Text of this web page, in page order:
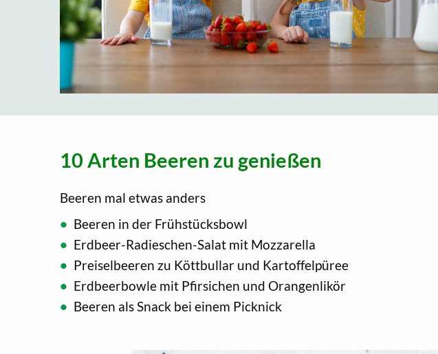
10 Arten Beeren zu genießen
Beeren mal etwas anders
Beeren in der Frühstücksbowl
Erdbeer-Radieschen-Salat mit Mozzarella
Preiselbeeren zu Köttbullar und Kartoffelpüree
Erdbeerbowle mit Pfirsichen und Orangenlikör
Beeren als Snack bei einem Picknick